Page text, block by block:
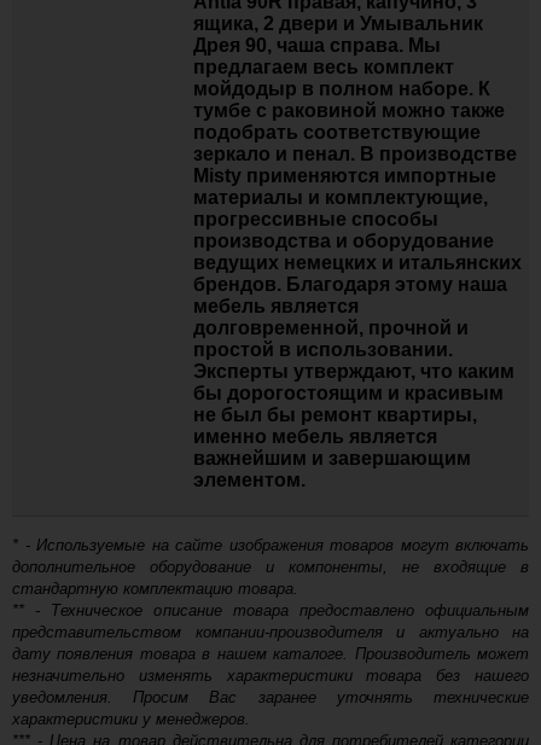
ящика, 2 двери и Умывальник
Дрея 90, чаша справа. Мы
предлагаем весь комплект
мойдодыр в полном наборе. К
тумбе с раковиной можно также
подобрать соответствующие
зеркало и пенал. В производстве
Misty применяются импортные
материалы и комплектующие,
прогрессивные способы
производства и оборудование
ведущих немецких и итальянских
брендов. Благодаря этому наша
мебель является
долговременной, прочной и
простой в использовании.
Эксперты утверждают, что каким
бы дорогостоящим и красивым
не был бы ремонт квартиры,
именно мебель является
важнейшим и завершающим
элементом.
* - Используемые на сайте изображения товаров могут включать
дополнительное оборудование и компоненты, не входящие в
стандартную комплектацию товара.
** - Техническое описание товара предоставлено официальным
представительством компании-производителя и актуально на
дату появления товара в нашем каталоге. Производитель может
незначительно изменять характеристики товара без нашего
уведомления. Просим Вас заранее уточнять технические
характеристики у менеджеров.
*** - Цена на товар действительна для потребителей категории
Тумба с раковиной Brevita Alicante
90 подвесная капучино 1 ящик
50 260
-
+
Купить
Тумба с раковиной Brevita Alicante
90 подвесная белая 1 ящик
50 370
-
+
Купить
Тумба с раковиной Brevita 90
Risacca Pistachio
78 290
-
+
Тумба с раковиной Taliente Cevia
90L левая
29 544
+
Купить